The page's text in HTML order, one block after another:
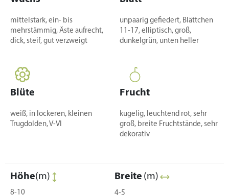
mittelstark, ein- bis
mehrstämmig, Äste aufrecht,
dick, steif, gut verzweigt
unpaarig gefiedert, Blättchen
11-17, elliptisch, groß,
dunkelgrün, unten heller
Blüte
weiß, in lockeren, kleinen
Trugdolden, V-VI
Frucht
kugelig, leuchtend rot, sehr
groß, breite Fruchtstände, sehr
dekorativ
Höhe(m)
8-10
Breite (m)
4-5